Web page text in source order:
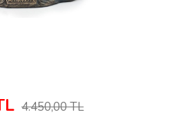
4.450,00 TL